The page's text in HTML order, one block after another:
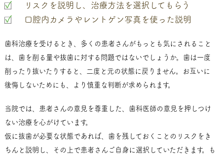
リスクを説明し、治療方法を選択してもらう
口腔内カメラやレントゲン写真を使った説明
歯科治療を受けるとき、多くの患者さんがもっとも気にされること
は、歯を削る量や抜歯に対する問題ではないでしょうか。歯は一度
削ったり抜いたりすると、二度と元の状態に戻りません。お互いに
後悔しないためにも、より慎重な判断が求められます。
当院では、患者さんの意見を尊重した、歯科医師の意見を押しつけ
ない治療を心がけています。
仮に抜歯が必要な状態であれば、歯を残しておくことのリスクをき
ちんと説明し、その上で患者さんご自身に選択していただきます。も